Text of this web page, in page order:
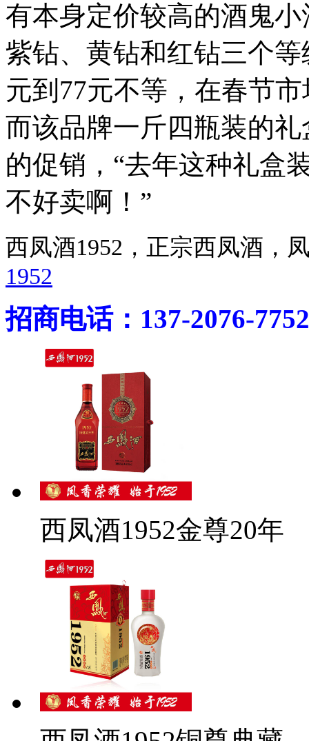
有本身定价较高的酒鬼
紫钻、黄钻和红钻三个
元到77元不等，在春节
而该品牌一斤四瓶装的
的促销，“去年这种礼盒
不好卖啊！”
西凤酒1952，正宗西凤酒
1952
招商电话：137-2076-7752
西凤酒1952金尊20年